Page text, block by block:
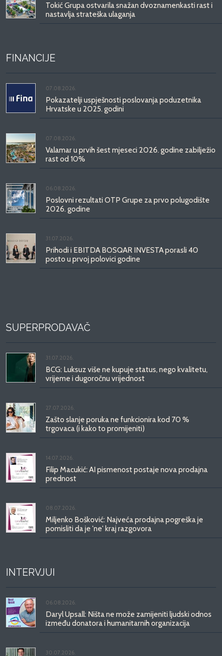
Tokić Grupa ostvarila snažan dvoznamenkasti rast i
nastavlja strateška ulaganja
FINANCIJE
07.08.2026.
Pokazatelji uspješnosti poslovanja poduzetnika
Hrvatske u 2025. godini
07.08.2026.
Valamar u prvih šest mjeseci 2026. godine zabilježio
rast od 10%
06.08.2026.
Poslovni rezultati OTP Grupe za prvo polugodište
2026. godine
31.07.2026.
Prihodi i EBITDA BOSQAR INVESTA porasli 40
posto u prvoj polovici godine
SUPERPRODAVAČ
31.07.2026.
BCG: Luksuz više ne kupuje status, nego kvalitetu,
vrijeme i dugoročnu vrijednost
27.07.2026.
Zašto slanje poruka ne funkcionira kod 70 %
trgovaca (i kako to promijeniti)
14.07.2026.
Filip Macukić: AI pismenost postaje nova prodajna
prednost
08.07.2026.
Miljenko Bošković: Najveća prodajna pogreška je
pomisliti da je 'ne' kraj razgovora
INTERVJUI
06.08.2026.
Daryl Upsall: Ništa ne može zamijeniti ljudski odnos
između donatora i humanitarnih organizacija
30.07.2026.